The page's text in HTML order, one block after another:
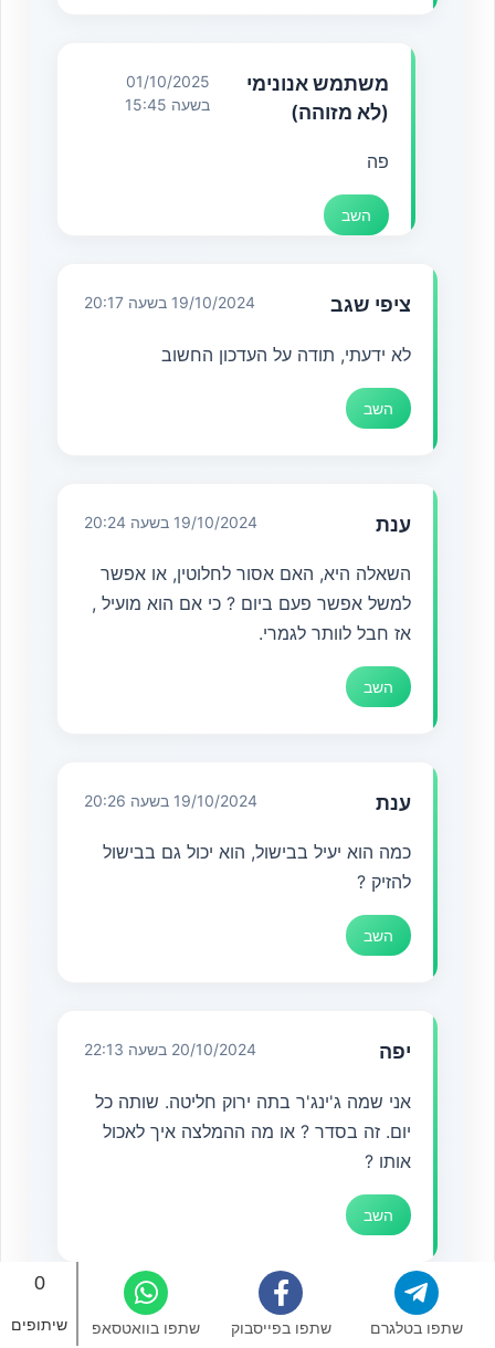
0
שיתופים שתפו בוואטסאפ שתפו בפייסבוק שתפו בטלגרם
משתמש אנונימי
(לא מזוהה)
01/10/2025
בשעה 15:45
פה
השב
ציפי שגב 19/10/2024 בשעה 20:17
לא ידעתי, תודה על העדכון החשוב
השב
ענת 19/10/2024 בשעה 20:24
השאלה היא, האם אסור לחלוטין, או אפשר
למשל אפשר פעם ביום ? כי אם הוא מועיל ,
אז חבל לוותר לגמרי.
השב
ענת 19/10/2024 בשעה 20:26
כמה הוא יעיל בבישול, הוא יכול גם בבישול
להזיק ?
השב
יפה 20/10/2024 בשעה 22:13
אני שמה ג'ינג'ר בתה ירוק חליטה. שותה כל
יום. זה בסדר ? או מה ההמלצה איך לאכול
אותו ?
השב
חניתה 29/09/2025 בשעה 09:54